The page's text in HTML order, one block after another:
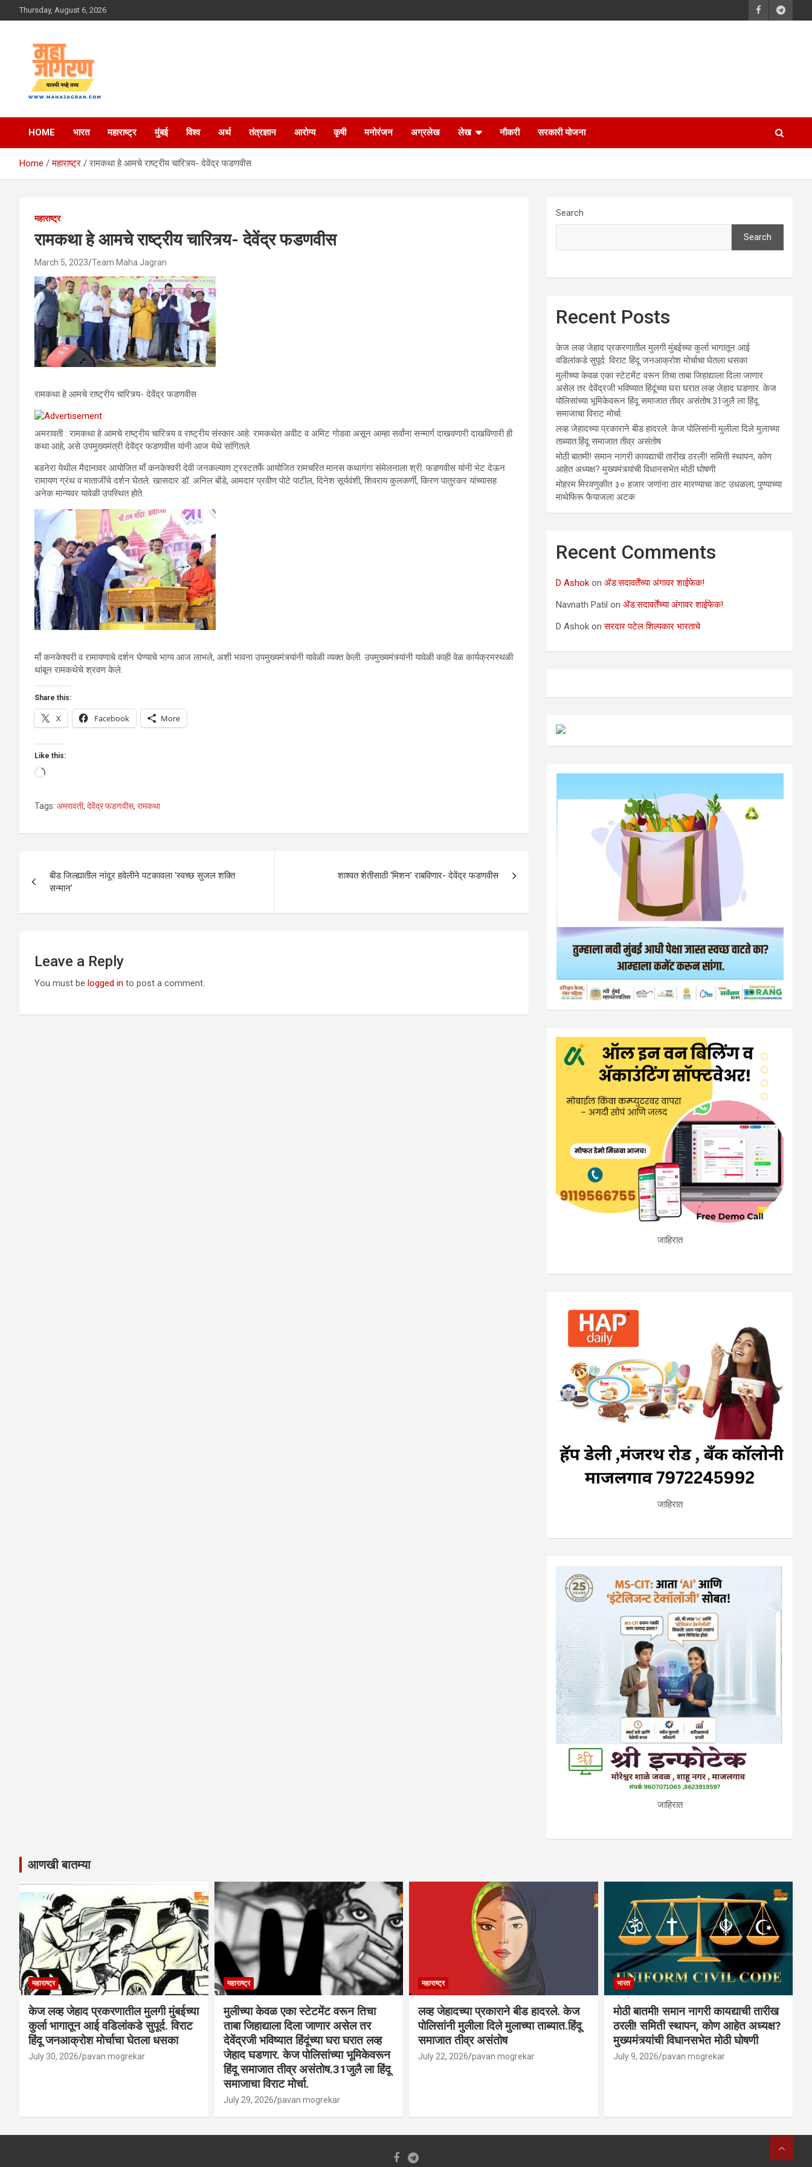
to
Thursday, August 6, 2026
महा जागरण
HOME भारत महाराष्ट्र मुंबई विश्व अर्थ तंत्रज्ञान आरोग्य कृषी मनोरंजन अग्रलेख लेख नौकरी सरकारी योजना
Home महाराष्ट्र रामकथा हे आमचे राष्ट्रीय चारित्र्य- देवेंद्र फडणवीस
महाराष्ट्र
रामकथा हे आमचे राष्ट्रीय चारित्र्य- देवेंद्र फडणवीस
March 5, 2023 Team Maha Jagran
रामकथा हे आमचे राष्ट्रीय चारित्र्य- देवेंद्र फडणवीस
अमरावती : रामकथा हे आमचे राष्ट्रीय चारित्र्य व राष्ट्रीय संस्कार आहे. रामकथेत अवीट व अमिट गोडवा असून आम्हा सर्वांना सन्मार्ग दाखवणारी दाखविणारी ही
कथा आहे, असे उपमुख्यमंत्री देवेंद्र फडणवीस यांनी आज येथे सांगितले.
बडनेरा येथील मैदानावर आयोजित माँ कनकेश्वरी देवी जनकल्याण ट्रस्टतर्फे आयोजित रामचरित मानस कथागंगा संमेलनाला श्री. फडणवीस यांनी भेट देऊन
रामायण ग्रंथ व माताजींचे दर्शन घेतले. खासदार डॉ. अनिल बोंडे, आमदार प्रवीण पोटे पाटील, दिनेश सूर्यवंशी, शिवराय कुलकर्णी, किरण पातुरकर यांच्यासह
अनेक मान्यवर यावेळी उपस्थित होते.
माँ कनकेश्वरी व रामायणाचे दर्शन घेण्याचे भाग्य आज लाभले, अशी भावना उपमुख्यमंत्र्यांनी यावेळी व्यक्त केली. उपमुख्यमंत्र्यांनी यावेळी काही वेळ कार्यक्रमस्थळी
थांबून रामकथेचे श्रवण केले.
Share this:
X Facebook More
Like this:
Loading…
Tags: अमरावती, देवेंद्र फडणवीस, रामकथा
navigation
बीड जिल्ह्यातील नांदूर हवेलीने पटकावला ‘स्वच्छ सुजल शक्ति
सन्मान’
शाश्वत शेतीसाठी ‘मिशन’ राबविणार- देवेंद्र फडणवीस
Leave a Reply
You must be logged in to post a comment.
Search
Search
Recent Posts
केज लव्ह जेहाद प्रकरणातील मुलगी मुंबईच्या कुर्ला भागातून आई
वडिलांकडे सुपूर्द. विराट हिंदू जनआक्रोश मोर्चाचा घेतला धसका
मुलीच्या केवळ एका स्टेटमेंट वरून तिचा ताबा जिहाद्याला दिला जाणार
असेल तर देवेंद्रजी भविष्यात हिंदूंच्या घरा घरात लव्ह जेहाद घडणार. केज
पोलिसांच्या भूमिकेवरून हिंदू समाजात तीव्र असंतोष.31जुलै ला हिंदू
समाजाचा विराट मोर्चा.
लव्ह जेहादच्या प्रकाराने बीड हादरले. केज पोलिसांनी मुलीला दिले मुलाच्या
ताब्यात.हिंदू समाजात तीव्र असंतोष
मोठी बातमी! समान नागरी कायद्याची तारीख ठरली! समिती स्थापन, कोण
आहेत अध्यक्ष? मुख्यमंत्र्यांची विधानसभेत मोठी घोषणी
मोहरम मिरवणुकीत ३० हजार जणांना ठार मारण्‍याचा कट उधळला; पुण्‍याच्‍या
माथेफिरू फैयाजला अटक
Recent Comments
D Ashok onॲड.सदावर्तेंच्या अंगावर शाईफेक!
Navnath Patil onॲड.सदावर्तेंच्या अंगावर शाईफेक!
D Ashok onसरदार पटेल शिल्पकार भारताचे
जाहिरात
जाहिरात
जाहिरात
आणखी बातम्या
महाराष्ट्र
केज लव्ह जेहाद प्रकरणातील मुलगी मुंबईच्या
कुर्ला भागातून आई वडिलांकडे सुपूर्द. विराट
हिंदू जनआक्रोश मोर्चाचा घेतला धसका
July 30, 2026 pavan mogrekar
महाराष्ट्र
मुलीच्या केवळ एका स्टेटमेंट वरून तिचा
ताबा जिहाद्याला दिला जाणार असेल तर
देवेंद्रजी भविष्यात हिंदूंच्या घरा घरात लव्ह
जेहाद घडणार. केज पोलिसांच्या भूमिकेवरून
हिंदू समाजात तीव्र असंतोष.31जुलै ला हिंदू
समाजाचा विराट मोर्चा.
July 29, 2026 pavan mogrekar
महाराष्ट्र
लव्ह जेहादच्या प्रकाराने बीड हादरले. केज
पोलिसांनी मुलीला दिले मुलाच्या ताब्यात.हिंदू
समाजात तीव्र असंतोष
July 22, 2026 pavan mogrekar
भारत
मोठी बातमी! समान नागरी कायद्याची तारीख
ठरली! समिती स्थापन, कोण आहेत अध्यक्ष?
मुख्यमंत्र्यांची विधानसभेत मोठी घोषणी
July 9, 2026 pavan mogrekar